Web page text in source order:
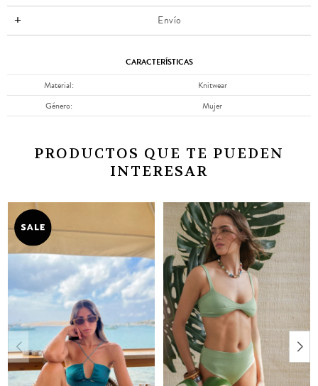
Envío
CARACTERÍSTICAS
Material
Knitwear
Género
Mujer
PRODUCTOS QUE TE PUEDEN
INTERESAR